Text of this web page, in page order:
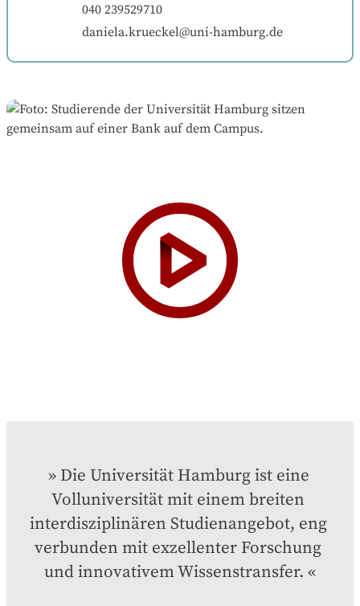
040 239529710
daniela.krueckel@uni-hamburg.de
Die Universität Hamburg ist eine
Volluniversität mit einem breiten
interdisziplinären Studienangebot, eng
verbunden mit exzellenter Forschung
und innovativem Wissenstransfer.